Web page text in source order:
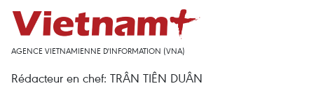
AGENCE VIETNAMIENNE D'INFORMATION (VNA)
Rédacteur en chef: TRÂN TIÊN DUÂN